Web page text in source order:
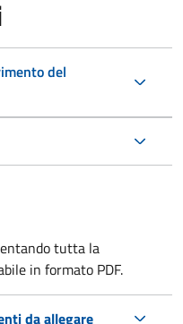
del
tutta la
in formato PDF.
da allegare